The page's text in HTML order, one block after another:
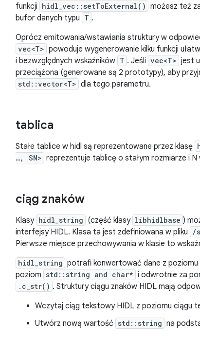
funkcji hidl_vec::setToExternal() możesz też
bufor danych typu T .
Oprócz emitowania/wstawiania struktury w
vec<T> powoduje wygenerowanie kilku funkcji
i bezwzględnych wskaźników T . Jeśli vec<T> jest
przeciążona (generowane są 2 prototypy), aby
std::vector<T> dla tego parametru.
tablica
Stałe tablice w hidl są reprezentowane przez klasę
…, SN> reprezentuje tablicę o stałym rozmiarze i N
ciąg znaków
Klasy hidl_string (część klasy libhidlbase )
interfejsy HIDL. Klasa ta jest zdefiniowana w pliku
/
Pierwsze miejsce przechowywania w klasie to
hidl_string potrafi konwertować dane z poziomu
poziom std::string and char* i odwrotnie za
.c_str() . Struktury ciągu znaków HIDL mają
Wczytaj ciąg tekstowy HIDL z poziomu ciągu
Utwórz nową wartość std::string na